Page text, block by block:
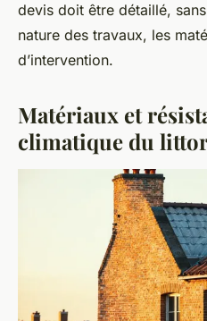
devis doit être détaillé,
nature des travaux, les
d’intervention.
Matériaux et
climatique du